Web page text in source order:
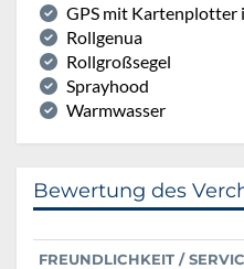
GPS mit Kartenplotter
Rollgenua
Rollgroßsegel
Sprayhood
Warmwasser
Bewertung des
FREUNDLICHKEIT /